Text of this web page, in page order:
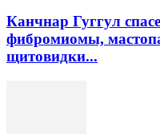
Канчнар Гуггул
фибромиомы,
щитовидки...